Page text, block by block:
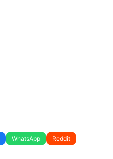
WhatsApp
Reddit